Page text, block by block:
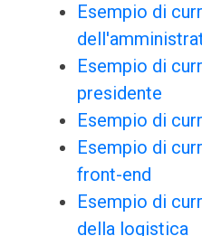
Esempio di
Esempio di
presidente
Esempio di
Esempio di
front-end
Esempio di
della logistica